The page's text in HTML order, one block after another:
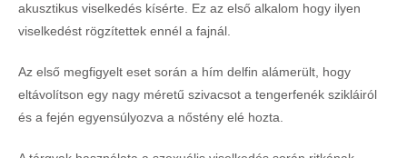
akusztikus viselkedés kísérte. Ez az első alkalom hogy ilyen
viselkedést rögzítettek ennél a fajnál.
Az első megfigyelt eset során a hím delfin alámerült, hogy
eltávolítson egy nagy méretű szivacsot a tengerfenék szikláiról
és a fején egyensúlyozva a nőstény elé hozta.